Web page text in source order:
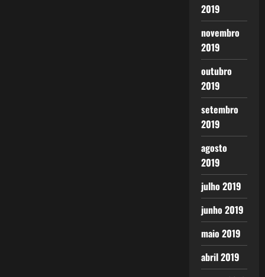
2019
novembro
2019
outubro
2019
setembro
2019
agosto
2019
julho 2019
junho 2019
maio 2019
abril 2019